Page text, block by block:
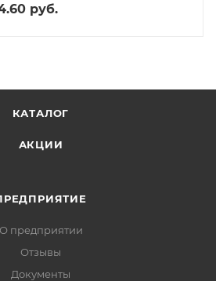
руб.
КАТАЛОГ
АКЦИИ
О предприятии
Отзывы
Документы